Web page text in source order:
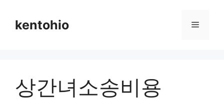
contentkentohio Menu
상간녀소송비용